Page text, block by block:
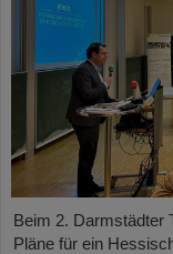
Beim 2. Darmstädter
Pläne für ein